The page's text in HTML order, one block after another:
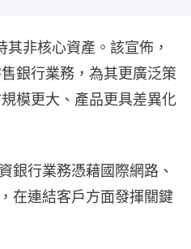
非核心資產。該宣佈，
銀行業務，為其更廣泛策
模更大、產品更具差異化
銀行業務憑藉國際網路、
在連結客戶方面發揮關鍵